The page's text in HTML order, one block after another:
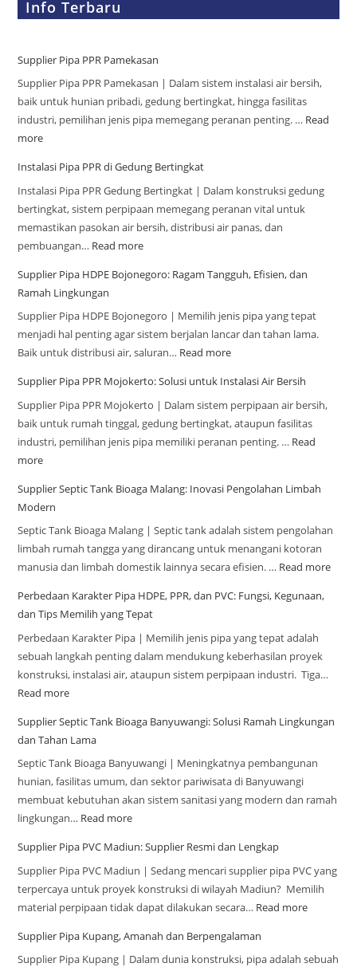
Info Terbaru
Supplier Pipa PPR Pamekasan
Supplier Pipa PPR Pamekasan | Dalam sistem instalasi air bersih,
baik untuk hunian pribadi, gedung bertingkat, hingga fasilitas
industri, pemilihan jenis pipa memegang peranan penting. … Read
more
Instalasi Pipa PPR di Gedung Bertingkat
Instalasi Pipa PPR Gedung Bertingkat | Dalam konstruksi gedung
bertingkat, sistem perpipaan memegang peranan vital untuk
memastikan pasokan air bersih, distribusi air panas, dan
pembuangan… Read more
Supplier Pipa HDPE Bojonegoro: Ragam Tangguh, Efisien, dan
Ramah Lingkungan
Supplier Pipa HDPE Bojonegoro | Memilih jenis pipa yang tepat
menjadi hal penting agar sistem berjalan lancar dan tahan lama.
Baik untuk distribusi air, saluran… Read more
Supplier Pipa PPR Mojokerto: Solusi untuk Instalasi Air Bersih
Supplier Pipa PPR Mojokerto | Dalam sistem perpipaan air bersih,
baik untuk rumah tinggal, gedung bertingkat, ataupun fasilitas
industri, pemilihan jenis pipa memiliki peranan penting. … Read
more
Supplier Septic Tank Bioaga Malang: Inovasi Pengolahan Limbah
Modern
Septic Tank Bioaga Malang | Septic tank adalah sistem pengolahan
limbah rumah tangga yang dirancang untuk menangani kotoran
manusia dan limbah domestik lainnya secara efisien. … Read more
Perbedaan Karakter Pipa HDPE, PPR, dan PVC: Fungsi, Kegunaan,
dan Tips Memilih yang Tepat
Perbedaan Karakter Pipa | Memilih jenis pipa yang tepat adalah
sebuah langkah penting dalam mendukung keberhasilan proyek
konstruksi, instalasi air, ataupun sistem perpipaan industri. Tiga…
Read more
Supplier Septic Tank Bioaga Banyuwangi: Solusi Ramah Lingkungan
dan Tahan Lama
Septic Tank Bioaga Banyuwangi | Meningkatnya pembangunan
hunian, fasilitas umum, dan sektor pariwisata di Banyuwangi
membuat kebutuhan akan sistem sanitasi yang modern dan ramah
lingkungan… Read more
Supplier Pipa PVC Madiun: Supplier Resmi dan Lengkap
Supplier Pipa PVC Madiun | Sedang mencari supplier pipa PVC yang
terpercaya untuk proyek konstruksi di wilayah Madiun? Memilih
material perpipaan tidak dapat dilakukan secara… Read more
Supplier Pipa Kupang, Amanah dan Berpengalaman
Supplier Pipa Kupang | Dalam dunia konstruksi, pipa adalah sebuah